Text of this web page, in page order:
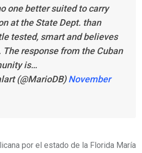
one better suited to carry
at the State Dept. than
tested, smart and believes
response from the Cuban
is…
(@MarioDB)November
por el estado de la Florida María